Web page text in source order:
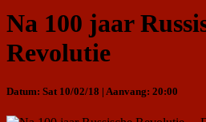
Na 100 jaar
Revolutie
Datum: Sat 10/02/18 | Aanvang: 20:00